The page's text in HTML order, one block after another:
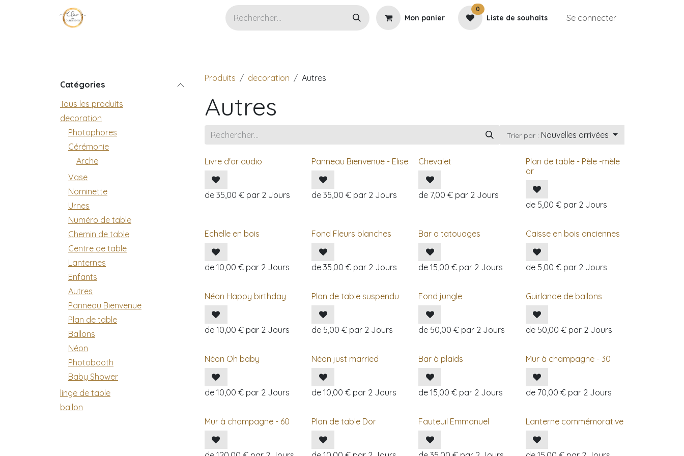
Se rendre au contenu
Mon panier
0
Liste de souhaits Se connecter
Catégories
Tous les produits
decoration
Photophores
Cérémonie
Arche
Vase
Nominette
Urnes
Numéro de table
Chemin de table
Centre de table
Lanternes
Enfants
Autres
Panneau Bienvenue
Plan de table
Ballons
Néon
Photobooth
Baby Shower
linge de table
ballon
Produits decoration Autres
Autres
Trier par : Nouvelles arrivées
Livre d'or audio
de 35,00 € par 2 Jours
Panneau Bienvenue - Elise
de 35,00 € par 2 Jours
Chevalet
de 7,00 € par 2 Jours
Plan de table - Pèle -mèle
or
de 5,00 € par 2 Jours
Echelle en bois
de 10,00 € par 2 Jours
Fond Fleurs blanches
de 35,00 € par 2 Jours
Bar a tatouages
de 15,00 € par 2 Jours
Caisse en bois anciennes
de 5,00 € par 2 Jours
Néon Happy birthday
de 10,00 € par 2 Jours
Plan de table suspendu
de 5,00 € par 2 Jours
Fond jungle
de 50,00 € par 2 Jours
Guirlande de ballons
de 50,00 € par 2 Jours
Néon Oh baby
de 10,00 € par 2 Jours
Néon just married
de 10,00 € par 2 Jours
Bar à plaids
de 15,00 € par 2 Jours
Mur à champagne - 30
de 70,00 € par 2 Jours
Mur à champagne - 60 Plan de table Dor Fauteuil Emmanuel Lanterne commémorative